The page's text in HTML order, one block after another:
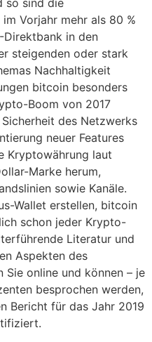
so sind die
Vorjahr mehr als 80 %
in den
steigenden oder stark
Nachhaltigkeit
bitcoin besonders
Boom von 2017
des Netzwerks
neuer Features
Kryptowährung laut
Marke herum,
sowie Kanäle.
Wallet erstellen, bitcoin
schon jeder Krypto-
Literatur und
Aspekten des
Sie online und können – je
besprochen werden,
Bericht für das Jahr 2019